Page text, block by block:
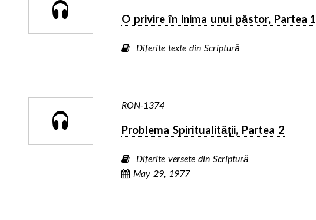
O privire în inima unui păstor, Partea 1
Diferite texte din Scriptură
RON-1374
Problema Spiritualității, Partea 2
Diferite versete din Scriptură
May 29, 1977